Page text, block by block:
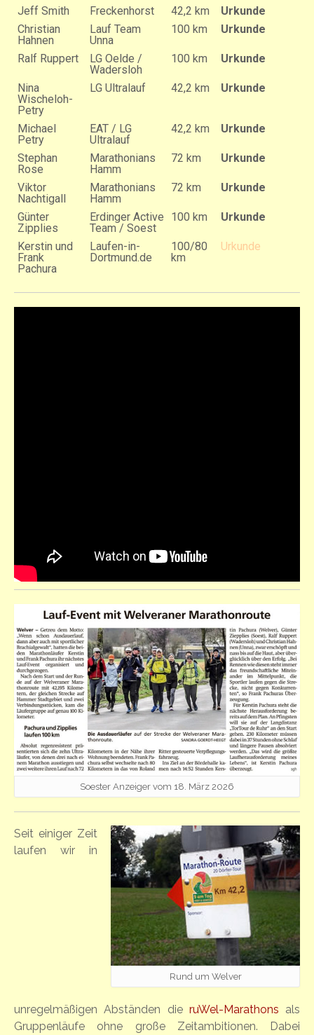
Jeff Smith
Freckenhorst 42,2 km
Urkunde
Christian
Hahnen
Lauf Team
Unna
100 km Urkunde
Ralf Ruppert
LG Oelde /
Wadersloh
100 km Urkunde
Nina
Wischeloh-
Petry
LG Ultralauf 42,2 km Urkunde
Michael
Petry
EAT / LG
Ultralauf
42,2 km Urkunde
Stephan
Rose
Marathonians
Hamm
72 km Urkunde
Viktor
Nachtigall
Marathonians
Hamm
72 km Urkunde
Günter
Zipplies
Erdinger Active
Team / Soest
100 km Urkunde
Kerstin und
Frank
Pachura
Laufen-in-
Dortmund.de
100/80
km
Urkunde
Soester Anzeiger vom 18. März 2026
Rund um Welver
Seit einiger Zeit
laufen wir in
unregelmäßigen Abständen die ruWel-Marathons als
Gruppenläufe ohne große Zeitambitionen. Dabei